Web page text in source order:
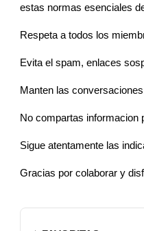
estas normas esenciales
Respeta a todos los
Evita el spam, enlaces
Manten las
No compartas informacion
Sigue atentamente las
Gracias por colaborar y